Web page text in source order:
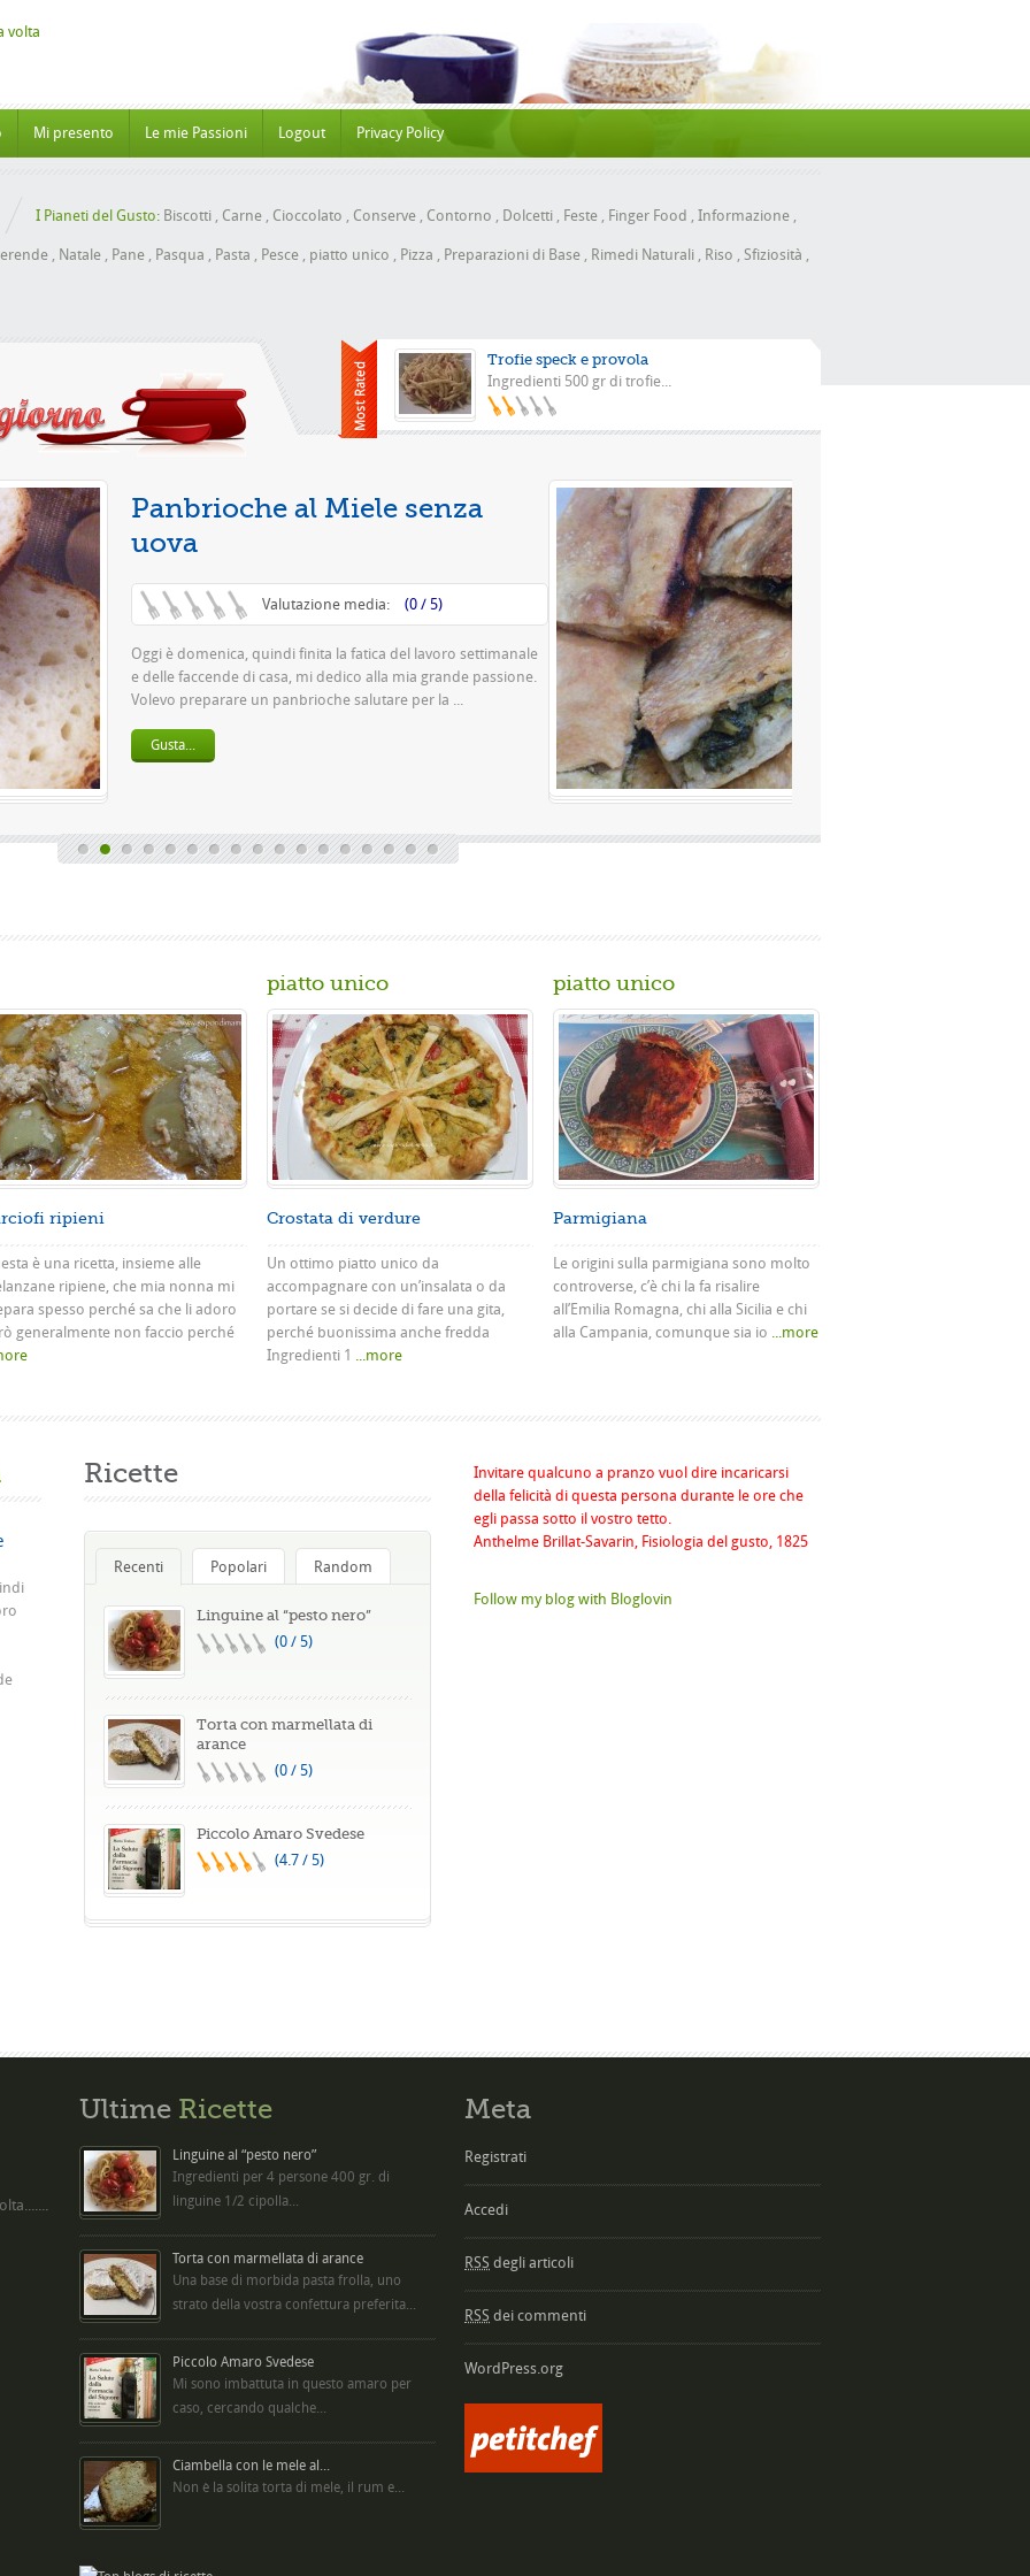
Mi presento Le mie Passioni Logout Privacy Policy
I Pianeti del Gusto: Biscotti , Carne , Cioccolato , Conserve , Contorno , Dolcetti , Feste , Finger Food , Informazione ,
, Natale , Pane , Pasqua , Pasta , Pesce , piatto unico , Pizza , Preparazioni di Base , Rimedi Naturali , Riso , Sfiziosità ,
Trofie speck e provola
Ingredienti 500 gr di trofie...
Pizza con la scarola
Valutazione media: (0 / 5)
Questa è una pizza famosissima a Napoli Ingredienti Per la
pasta 500 g di farina rimacinata a pietra 0 10 g di lievito di
Gusta...
ripieni
è una ricetta, insieme alle
ripiene, che mia nonna mi
spesso perché sa che li adoro
generalmente non faccio perché
piatto unico
Crostata di verdure
Un ottimo piatto unico da
accompagnare con un’insalata o da
portare se si decide di fare una gita,
perché buonissima anche fredda
Ingredienti 1 ...more
piatto unico
Parmigiana
Le origini sulla parmigiana sono molto
controverse, c’è chi la fa risalire
all’Emilia Romagna, chi alla Sicilia e chi
alla Campania, comunque sia io ...more
Ricette
Recenti Popolari Random
Linguine al “pesto nero”
(0 / 5)
Torta con marmellata di
arance
(0 / 5)
Piccolo Amaro Svedese
(4.7 / 5)
Invitare qualcuno a pranzo vuol dire incaricarsi
della felicità di questa persona durante le ore che
egli passa sotto il vostro tetto.
Anthelme Brillat-Savarin, Fisiologia del gusto, 1825
Follow my blog with Bloglovin
Ultime Ricette
Linguine al “pesto nero”
Ingredienti per 4 persone 400 gr. di
linguine 1/2 cipolla...
Torta con marmellata di arance
Una base di morbida pasta frolla, uno
strato della vostra confettura preferita...
Piccolo Amaro Svedese
Mi sono imbattuta in questo amaro per
caso, cercando qualche...
Ciambella con le mele al...
Non è la solita torta di mele, il rum e...
Meta
Registrati
Accedi
RSS degli articoli
RSS dei commenti
WordPress.org